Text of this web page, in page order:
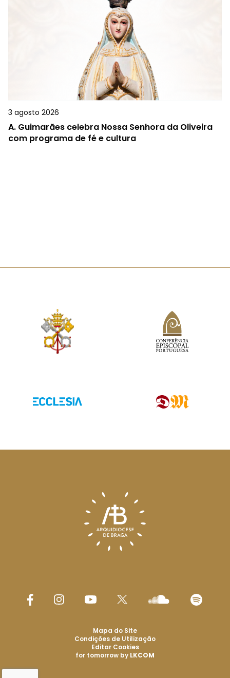
3 agosto 2026
A. Guimarães celebra Nossa Senhora da Oliveira
com programa de fé e cultura
Mapa do Site
Condições de Utilização
Editar Cookies
for tomorrow by LKCOM